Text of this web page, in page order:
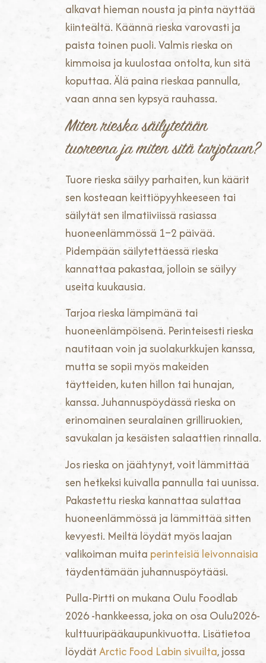
alkavat hieman nousta ja pinta näyttää
kiinteältä. Käännä rieska varovasti ja
paista toinen puoli. Valmis rieska on
kimmoisa ja kuulostaa ontolta, kun sitä
koputtaa. Älä paina rieskaa pannulla,
vaan anna sen kypsyä rauhassa.
Miten rieska säilytetään
tuoreena ja miten sitä tarjotaan?
Tuore rieska säilyy parhaiten, kun käärit
sen kosteaan keittiöpyyhkeeseen tai
säilytät sen ilmatiiviissä rasiassa
huoneenlämmössä 1–2 päivää.
Pidempään säilytettäessä rieska
kannattaa pakastaa, jolloin se säilyy
useita kuukausia.
Tarjoa rieska lämpimänä tai
huoneenlämpöisenä. Perinteisesti rieska
nautitaan voin ja suolakurkkujen kanssa,
mutta se sopii myös makeiden
täytteiden, kuten hillon tai hunajan,
kanssa. Juhannuspöydässä rieska on
erinomainen seuralainen grilliruokien,
savukalan ja kesäisten salaattien rinnalla.
Jos rieska on jäähtynyt, voit lämmittää
sen hetkeksi kuivalla pannulla tai uunissa.
Pakastettu rieska kannattaa sulattaa
huoneenlämmössä ja lämmittää sitten
kevyesti. Meiltä löydät myös laajan
valikoiman muita perinteisiä leivonnaisia
täydentämään juhannuspöytääsi.
Pulla-Pirtti on mukana Oulu Foodlab
2026 -hankkeessa, joka on osa Oulu2026-
kulttuuripääkaupunkivuotta. Lisätietoa
löydätArctic Food Labin sivuilta, jossa